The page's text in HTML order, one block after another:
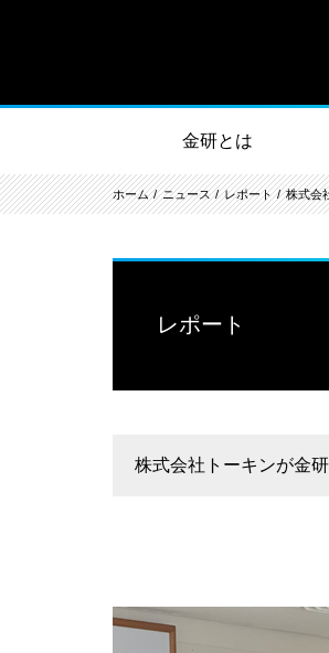
金研とは
ホーム ニュース レポート 株式会
レポート
株式会社トーキンが金